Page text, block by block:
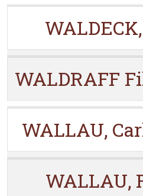
WALDRAFF
WALLAU,
WALLAU,